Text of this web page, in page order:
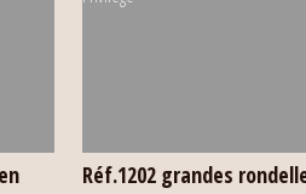
Réf.1202 grandes